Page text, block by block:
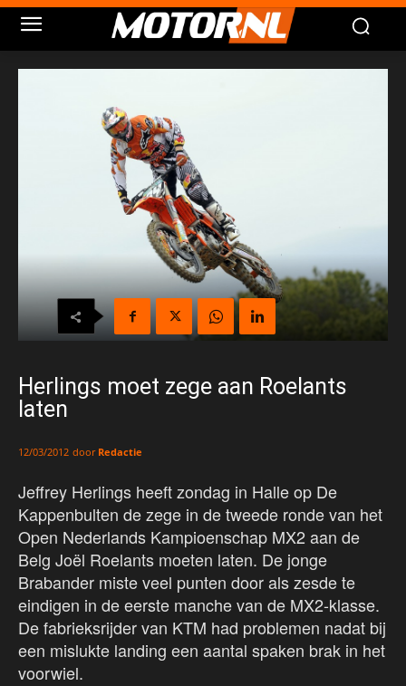
Herlings moet zege aan Roelants
laten
12/03/2012 door Redactie
Jeffrey Herlings heeft zondag in Halle op De
Kappenbulten de zege in de tweede ronde van het
Open Nederlands Kampioenschap MX2 aan de
Belg Joël Roelants moeten laten. De jonge
Brabander miste veel punten door als zesde te
eindigen in de eerste manche van de MX2-klasse.
De fabrieksrijder van KTM had problemen nadat bij
een mislukte landing een aantal spaken brak in het
voorwiel.